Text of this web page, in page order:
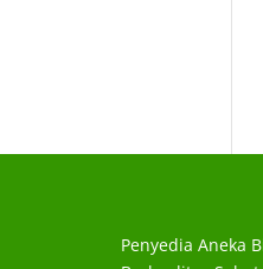
Penyedia Aneka